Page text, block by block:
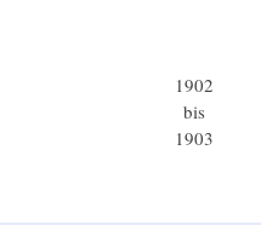
1902
bis
1903